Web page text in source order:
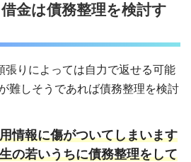
金は債務整理を検討す
張りによっては自力で返せる可能
難しそうであれば債務整理を検討
情報に傷がついてしまいます
の若いうちに債務整理をして